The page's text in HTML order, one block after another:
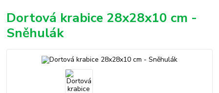
Dortová krabice 28x28x10 cm -
Sněhulák